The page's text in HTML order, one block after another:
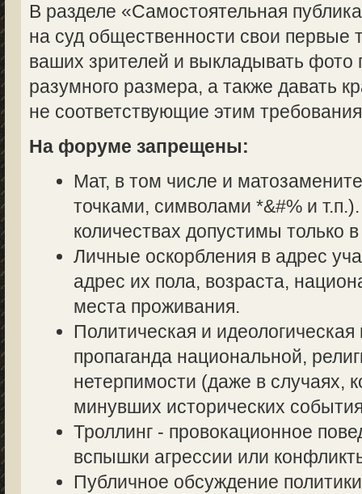
В разделе «Самостоятельная
на суд общественности свои первые
ваших зрителей и выкладывать фото
разумного размера, а также давать
не соответствующие этим
На форуме запрещены:
Мат, в том числе и
точками, символами *&#% и
количествах допустимы только
Личные оскорбления в адрес
адрес их пола, возраста,
места проживания.
Политическая и
пропаганда национальной,
нетерпимости (даже в случаях,
минувших исторических
Троллинг - провокационное
вспышки агрессии или
Публичное обсуждение